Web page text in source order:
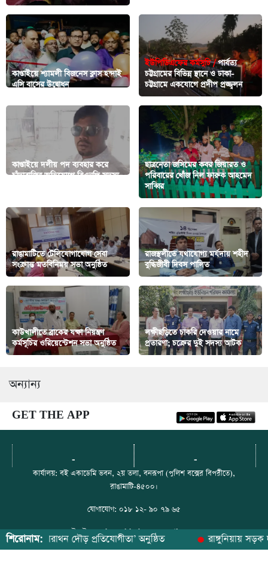
কাপ্তাইয়ে শ্যামলী বিজনেস ক্লাস হন্দাই
এসি বাসের উদ্বোধন
ইউপিডিএফের কর্মসুচি /পার্বত্য
চট্টগ্রামের বিভিন্ন স্থানে ও ঢাকা-
চট্টগ্রামে একযোগে প্রদীপ প্রজ্জ্বলন
কাপ্তাইয়ে দলীয় পদ ব্যবহার করে
চাঁদাবাজির অভিযোগে বিএনপি সদস্য
ছাত্রনেতা জসিমের কবর জিয়ারত ও
পরিবারের খোঁজ নিল ফারুক আহমেদ
সাব্বির
রাঙামাটিতে টেলিযোগাযোগ সেবা
সংক্রান্ত মতবিনিময় সভা অনুষ্ঠিত
রাজস্থলীতে যথাযোগ্য মর্যদায় শহীদ
বুদ্ধিজীবী দিবস পালিত
কাউখালীতে ব্রাকের যক্ষা নিয়ন্ত্রণ
কর্মসূচির ওরিয়েন্টেশন সভা অনুষ্ঠিত
লক্ষীছড়িতে চাকরি দেওয়ার নামে
প্রতারণা; চক্রের দুই সদস্য আটক
অন্যান্য
GET THE APP
- -
কার্যালয়: বই একাডেমি ভবন, ২য় তলা, বনরূপা (পুলিশ বক্সের বিপরীতে),
রাঙামাটি-৪৫০০।
যোগাযোগ: ০১৮ ১২- ৯০ ৭৯ ৬৫
ইমেইল: paharerkhabor@gmail.com
শিরোনাম:
‘ম্যারাথন দৌড় প্রতিযোগীতা’ অনুষ্ঠিত রাঙ্গুনিয়ায় সড়ক